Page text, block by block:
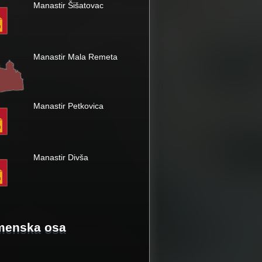
Manastir Šišatovac
Manastir Mala Remeta
Manastir Petkovica
Manastir Divša
osa